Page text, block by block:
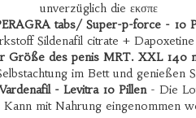
unverzüglich die εκσπε
tabs/ Super-p-force - 10
Sildenafil citrate +
Größe des penis MRT. XXL 140
im Bett und
- Levitra 10 Pillen- Die
mit Nahrung